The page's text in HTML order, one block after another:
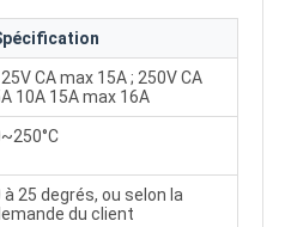
CA max 15A ; 250V CA
10A 15A max 16A
à 25 degrés, ou selon la
du client